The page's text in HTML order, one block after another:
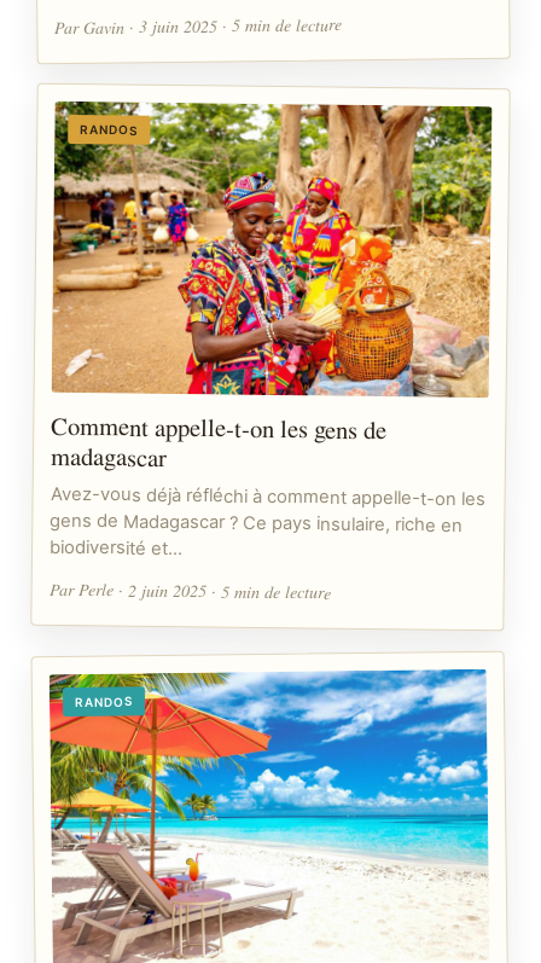
Par Gavin · 3 juin 2025 · 5 min de lecture
RANDOS
Comment appelle-t-on les gens de
madagascar
Avez-vous déjà réfléchi à comment appelle-t-on les
gens de Madagascar ? Ce pays insulaire, riche en
biodiversité et…
Par Perle · 2 juin 2025 · 5 min de lecture
RANDOS